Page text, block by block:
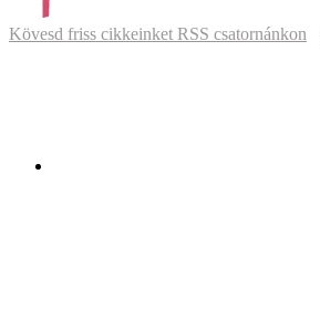
Kövesd friss cikkeinket RSS csatornánkon